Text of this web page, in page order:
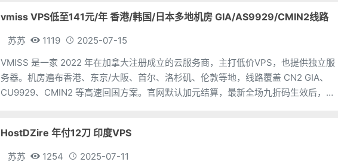
vmiss VPS低至141元/年 香港/韩国/日本多地机房 GIA/AS9929/CMIN2线路
苏苏 1119
2025-07-15
VMISS 是一家 2022 年在加拿大注册成立的云服务商，主打低价VPS，也提供独立服
务器。机房遍布香港、东京/大阪、首尔、洛杉矶、伦敦等地，线路覆盖 CN2 GIA、
CU9929、CMIN2 等高速回国方案。官网默认加元结算，最新全场九折码生效后，
HostDZire 年付12刀 印度VPS
苏苏 1254
2025-07-11